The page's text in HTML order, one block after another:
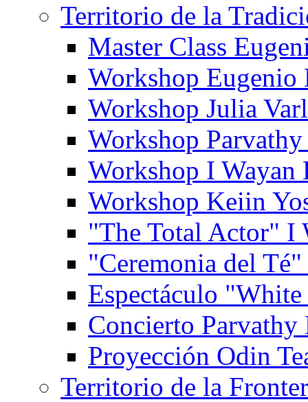
Territorio de la
Master Class
Workshop Eugenio
Workshop Julia
Workshop
Workshop I Wayan
Workshop Keiin
"The Total Actor" I
"Ceremonia del
Espectáculo
Concierto Parvathy
Proyección Odin
Territorio de la